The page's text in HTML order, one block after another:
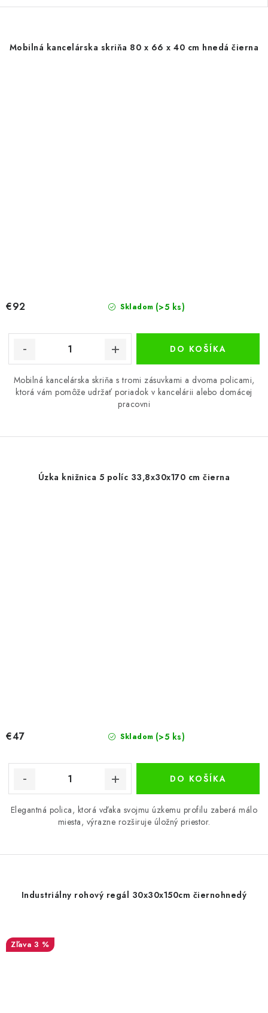
Mobilná kancelárska skriňa 80 x 66 x 40 cm hnedá čierna
Skladom (>5 ks)
€92
DO KOŠÍKA
Mobilná kancelárska skriňa s tromi zásuvkami a dvoma policami,
ktorá vám pomôže udržať poriadok v kancelárii alebo domácej
pracovni
Úzka knižnica 5 políc 33,8x30x170 cm čierna
Skladom (>5 ks)
€47
DO KOŠÍKA
Elegantná polica, ktorá vďaka svojmu úzkemu profilu zaberá málo
miesta, výrazne rozširuje úložný priestor.
Industriálny rohový regál 30x30x150cm čiernohnedý
3 %